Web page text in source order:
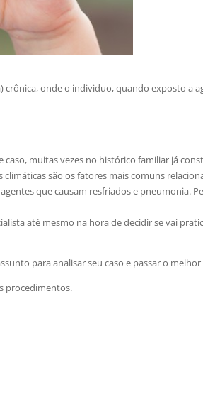
onde o individuo, quando exposto a
muitas vezes no histórico familiar já
são os fatores mais comuns
que causam resfriados e pneumonia.
até mesmo na hora de decidir se vai
para analisar seu caso e passar o
procedimentos.